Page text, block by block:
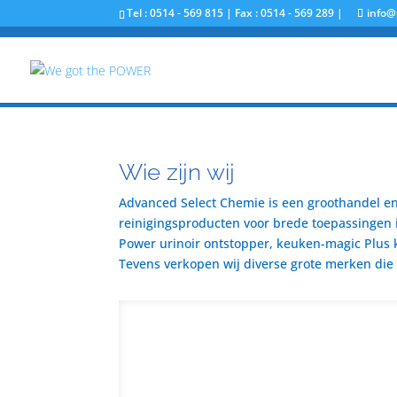
Tel : 0514 - 569 815 | Fax : 0514 - 569 289 |
Wie zijn wij
Advanced Select Chemie is een groothandel
reinigingsproducten voor brede
Power urinoir ontstopper, keuken-magic
Tevens verkopen wij diverse grote merken